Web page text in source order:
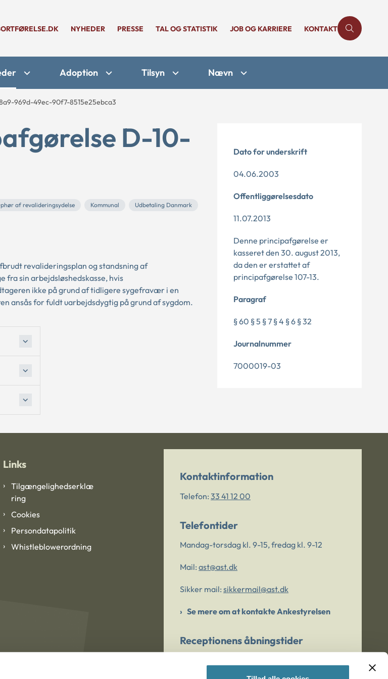
NYHEDER PRESSE TAL OG STATISTIK JOB OG KARRIERE KONTAKT
Adoption Tilsyn Nævn
969d-49ec-90f7-8515e25ebca3
D-10-
af revalideringsydelse Kommunal
Udbetaling Danmark
revalideringsplan og standsning af
sin arbejdsløshedskasse, hvis
ikke på grund af tidligere sygefravær i en
ansås for fuldt uarbejdsdygtig på grund af sygdom.
Dato for underskrift
04.06.2003
Offentliggørelsesdato
11.07.2013
Denne principafgørelse er
kasseret den 30. august 2013,
da den er erstattet af
principafgørelse 107-13.
Paragraf
§ 60 § 5 § 7 § 4 § 6 § 32
Journalnummer
7000019-03
Links
Tilgængelighedserklæ
ring
Cookies
Persondatapolitik
Whistleblowerordning
Kontaktinformation
Telefon: 33 41 12 00
Telefontider
Mandag-torsdag kl. 9-15, fredag kl. 9-12
Mail: ast@ast.dk
Sikker mail: sikkermail@ast.dk
Se mere om at kontakte Ankestyrelsen
Receptionens åbningstider